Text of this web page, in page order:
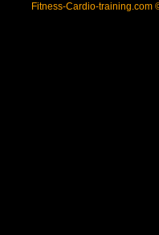
Fitness-Cardio-training.com